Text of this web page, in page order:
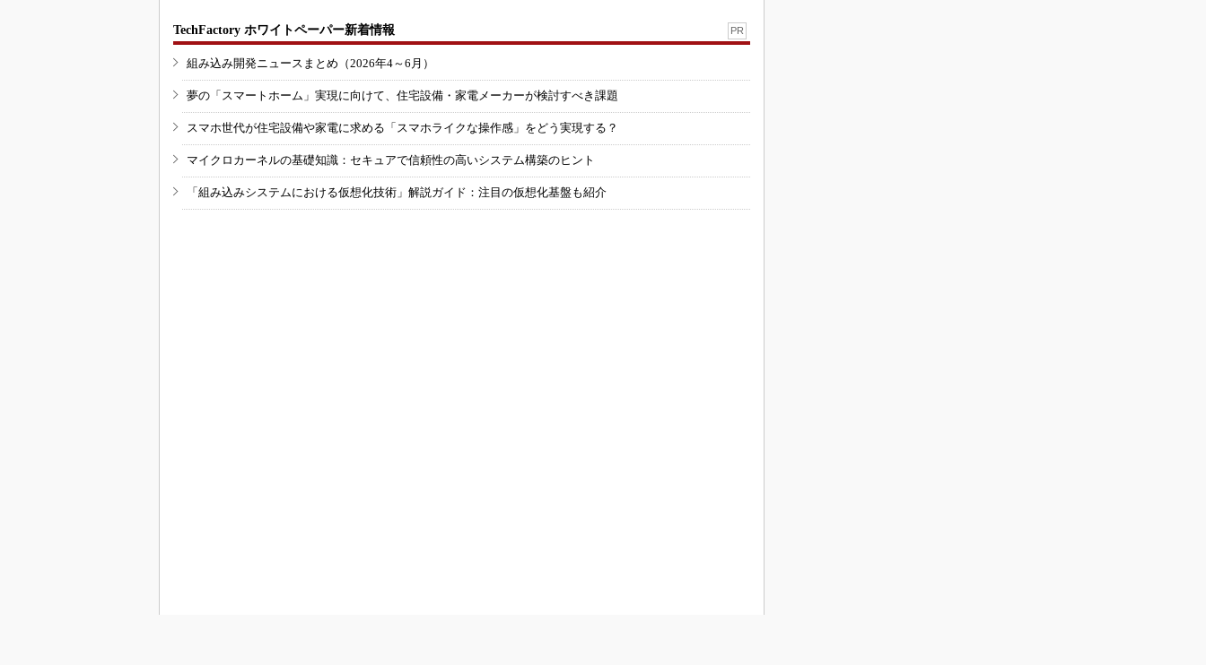
TechFactory ホワイトペーパー新着情報 PR
組み込み開発ニュースまとめ（2026年4～6月）
夢の「スマートホーム」実現に向けて、住宅設備・家電メーカーが検討すべき課題
スマホ世代が住宅設備や家電に求める「スマホライクな操作感」をどう実現する？
マイクロカーネルの基礎知識：セキュアで信頼性の高いシステム構築のヒント
「組み込みシステムにおける仮想化技術」解説ガイド：注目の仮想化基盤も紹介